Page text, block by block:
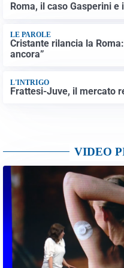
Roma, il caso Gasperini
LE PAROLE
Cristante rilancia la
ancora”
L'INTRIGO
Frattesi-Juve, il mercato
VIDEO